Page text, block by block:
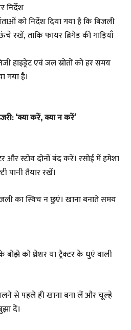
निर्देश
को निर्देश दिया गया है कि बिजली
ताकि फायर ब्रिगेड की गाड़ियाँ
हाइड्रेंट एवं जल स्रोतों को हर समय
गया है।
‘क्या करें, क्या न करें’
और स्टोव दोनों बंद करें। रसोई में हमेशा
पानी तैयार रखें।
का स्विच न छुएं। खाना बनाते समय
बोझे को थ्रेशर या ट्रैक्टर के धुएं वाली
से पहले ही खाना बना लें और चूल्हे
दें।